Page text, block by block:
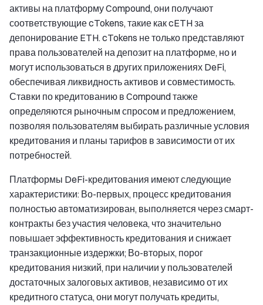
активы на платформу Compound, они получают
соответствующие cTokens, такие как cETH за
депонирование ETH. cTokens не только представляют
права пользователей на депозит на платформе, но и
могут использоваться в других приложениях DeFi,
обеспечивая ликвидность активов и совместимость.
Ставки по кредитованию в Compound также
определяются рыночным спросом и предложением,
позволяя пользователям выбирать различные условия
кредитования и планы тарифов в зависимости от их
потребностей.
Платформы DeFi-кредитования имеют следующие
характеристики: Во-первых, процесс кредитования
полностью автоматизирован, выполняется через смарт-
контракты без участия человека, что значительно
повышает эффективность кредитования и снижает
транзакционные издержки; Во-вторых, порог
кредитования низкий, при наличии у пользователей
достаточных залоговых активов, независимо от их
кредитного статуса, они могут получать кредиты,